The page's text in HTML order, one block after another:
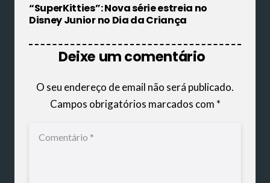
“SuperKitties”: Nova série estreia no
Disney Junior no Dia da Criança
Deixe um comentário
O seu endereço de email não será publicado.
Campos obrigatórios marcados com *